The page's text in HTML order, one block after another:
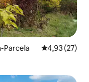
Parcela Μέση
4,93 (27)